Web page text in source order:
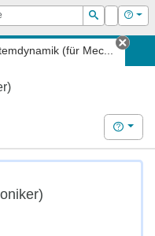
Suchen
Login Hilfe
(für Mec...
Tab
Hilfe